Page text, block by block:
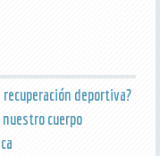
deportiva?
cuerpo